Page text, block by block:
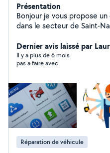
Présentation
Bonjour je vous propose
dans le secteur de Saint-
Dernier avis laissé par
Il y a plus de 6 mois
pas a faire avec
Réparation de véhicule